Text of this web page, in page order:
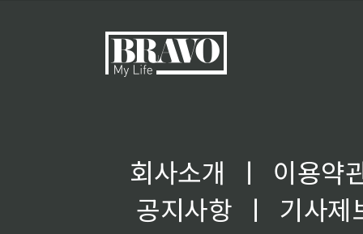
회사소개 ㅣ
이용약
공지사항
ㅣ
기사제